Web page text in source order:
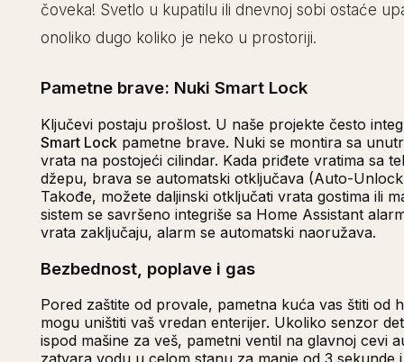
čoveka! Svetlo u kupatilu ili dnevnoj sobi ostaće
onoliko dugo koliko je neko u prostoriji.
Pametne brave: Nuki Smart Lock
Ključevi postaju prošlost. U naše projekte često
Smart Lock pametne brave. Nuki se montira sa
vrata na postojeći cilindar. Kada priđete vratima sa
džepu, brava se automatski otključava (Auto-
Takođe, možete daljinski otključati vrata gostima ili
sistem se savršeno integriše sa Home Assistant
vrata zaključaju, alarm se automatski naoružava.
Bezbednost, poplave i gas
Pored zaštite od provale, pametna kuća vas štiti od
mogu uništiti vaš vredan enterijer. Ukoliko senzor
ispod mašine za veš, pametni ventil na glavnoj cevi